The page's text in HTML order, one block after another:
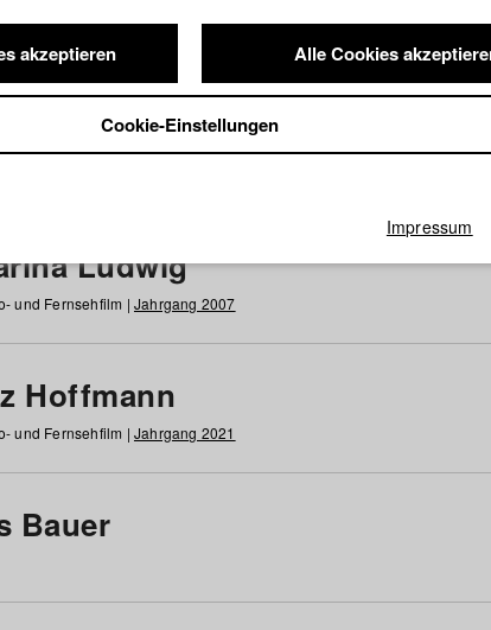
Alumni
k l m n o p q r s t u v w x y z Alle
Ludwig
und Fernsehfilm | Jahrgang 2007
Hoffmann
und Fernsehfilm | Jahrgang 2021
Bauer
akzeptieren Alle Cookies
Cookie-Einstellungen
Impressum